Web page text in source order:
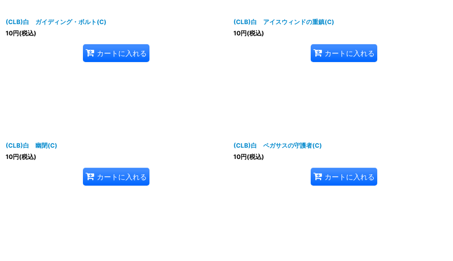
(CLB)白 ガイディング・ボルト(C)
10円(税込)
カートに入れる
(CLB)白 アイスウィンドの重鎮(C)
10円(税込)
カートに入れる
(CLB)白 幽閉(C)
10円(税込)
カートに入れる
(CLB)白 ペガサスの守護者(C)
10円(税込)
カートに入れる